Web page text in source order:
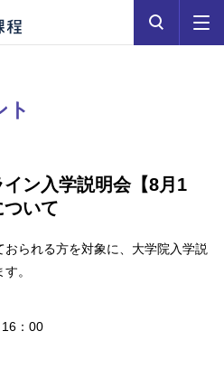
ト
ン入学説明会【8月1
ついて
られる方を対象に、大学院入学説
。
：00